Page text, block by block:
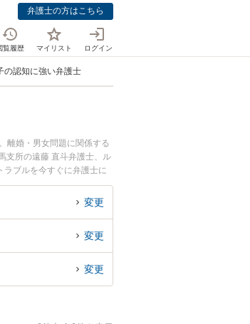
弁護士の方はこちら
覧履歴 マイリスト ログイン
の認知に強い弁護士
離婚・男女問題に関係する
支所の遠藤 直斗弁護士、ル
ラブルを今すぐに弁護士に
予約したい』などでお困り
変更
変更
変更